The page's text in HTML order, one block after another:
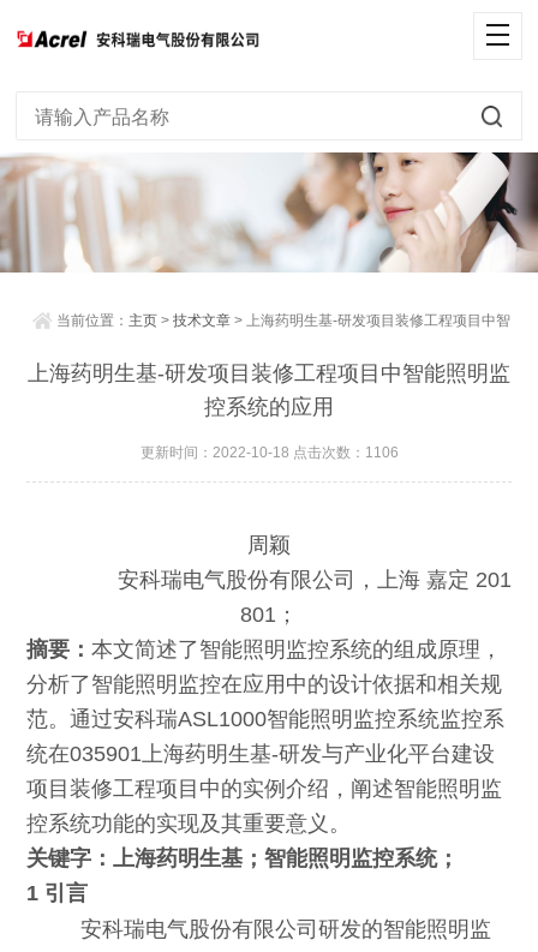
当前位置： 主页 >技术文章 > 上海药明生基-研发项目装修工程项目中智
能照明监控系统的应用
上海药明生基-研发项目装修工程项目中智能照明监
控系统的应用
更新时间：2022-10-18 点击次数：1106
周颖
安科瑞电气股份有限公司，上海 嘉定 201
801；
摘要：本文简述了智能照明监控系统的组成原理，
分析了智能照明监控在应用中的设计依据和相关规
范。通过安科瑞ASL1000智能照明监控系统监控系
统在035901上海药明生基-研发与产业化平台建设
项目装修工程项目中的实例介绍，阐述智能照明监
控系统功能的实现及其重要意义。
关键字：上海药明生基；智能照明监控系统；
1 引言
安科瑞电气股份有限公司研发的智能照明监